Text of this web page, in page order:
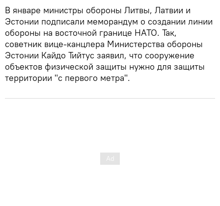
В январе министры обороны Литвы, Латвии и
Эстонии подписали меморандум о создании линии
обороны на восточной границе НАТО. Так,
советник вице-канцлера Министерства обороны
Эстонии Кайдо Тийтус заявил, что сооружение
объектов физической защиты нужно для защиты
территории "с первого метра".